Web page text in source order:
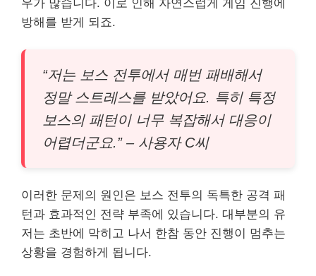
우가 많습니다. 이로 인해 자연스럽게 게임 진행에
방해를 받게 되죠.
“저는 보스 전투에서 매번 패배해서
정말 스트레스를 받았어요. 특히 특정
보스의 패턴이 너무 복잡해서 대응이
어렵더군요.” – 사용자 C씨
이러한 문제의 원인은 보스 전투의 독특한 공격 패
턴과 효과적인 전략 부족에 있습니다. 대부분의 유
저는 초반에 막히고 나서 한참 동안 진행이 멈추는
상황을 경험하게 됩니다.